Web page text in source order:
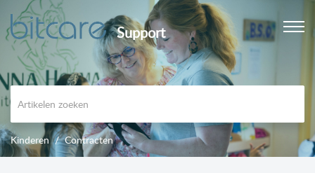
Support
Kinderen Contracten